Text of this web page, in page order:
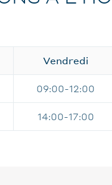
Vendredi
09:00-12:00
14:00-17:00